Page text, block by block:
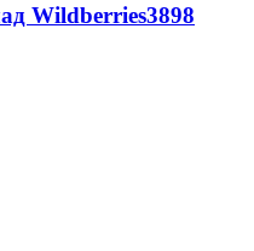
Wildberries3898